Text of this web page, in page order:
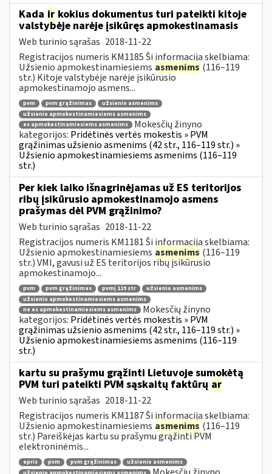
Kada ir kokius dokumentus turi pateikti kitoje
valstybėje narėje įsikūręs apmokestinamasis
Web turinio sąrašas 2018-11-22
Registracijos numeris KM1185 Ši informacija skelbiama:
Užsienio apmokestinamiesiems asmenims (116–119
str.) Kitoje valstybėje narėje įsikūrusio
apmokestinamojo asmens...
pvm pvm grąžinimas
užsienio asmenims
užsienio apmokestinamiesiems asmenims
es apmokestinamiesiems asmenims
Mokesčių žinyno
kategorijos: Pridėtinės vertės mokestis » PVM
grąžinimas užsienio asmenims (42 str., 116–119 str.) »
Užsienio apmokestinamiesiems asmenims (116–119
str.)
Per kiek laiko išnagrinėjamas už ES teritorijos
ribų įsikūrusio apmokestinamojo asmens
prašymas dėl PVM grąžinimo?
Web turinio sąrašas 2018-11-22
Registracijos numeris KM1181 Ši informacija skelbiama:
Užsienio apmokestinamiesiems asmenims (116–119
str.) VMI, gavusi už ES teritorijos ribų įsikūrusio
apmokestinamojo...
pvm pvm grąžinimas pvmį 119 str
užsienio asmenims
užsienio apmokestinamiesiems asmenims
ne es apmokestinamiesiems asmenims
Mokesčių žinyno
kategorijos: Pridėtinės vertės mokestis » PVM
grąžinimas užsienio asmenims (42 str., 116–119 str.) »
Užsienio apmokestinamiesiems asmenims (116–119
str.)
kartu su prašymu grąžinti Lietuvoje sumokėtą
PVM turi pateikti PVM sąskaitų faktūrų ar
Web turinio sąrašas 2018-11-22
Registracijos numeris KM1187 Ši informacija skelbiama:
Užsienio apmokestinamiesiems asmenims (116–119
str.) Pareiškėjas kartu su prašymu grąžinti PVM
elektroninėmis...
epris pvm pvm grąžinimas
užsienio asmenims